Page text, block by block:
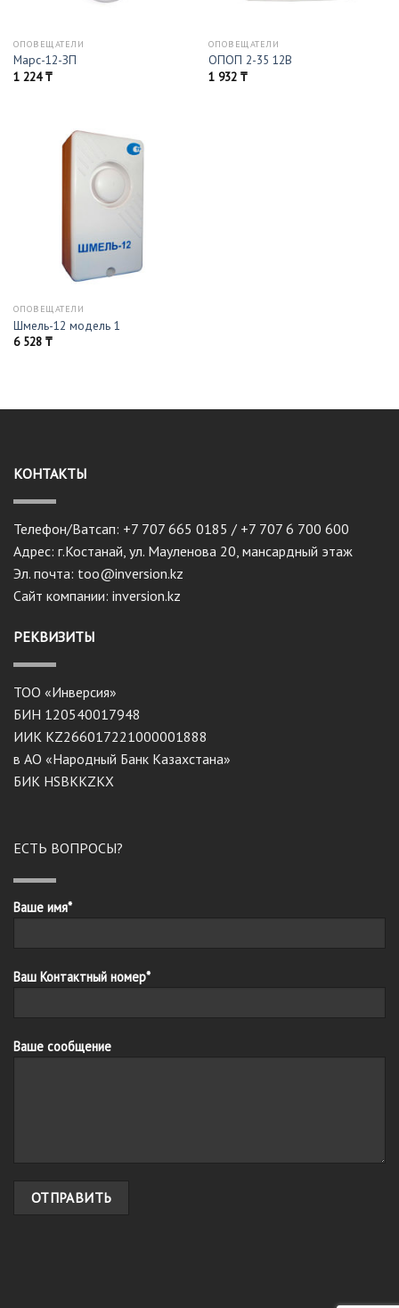
ОПОВЕЩАТЕЛИ
Марс-12-ЗП
1 224₸
ОПОВЕЩАТЕЛИ
ОПОП 2-35 12В
1 932 ₸
ОПОВЕЩАТЕЛИ
Шмель-12 модель 1
6 528 ₸
КОНТАКТЫ
Телефон/Ватсап: +7 707 665 0185 / +7 707 6 700 600
Адрес: г.Костанай, ул. Мауленова 20, мансардный этаж
Эл. почта: too@inversion.kz
Сайт компании: inversion.kz
РЕКВИЗИТЫ
ТОО «Инверсия»
БИН 120540017948
ИИК KZ266017221000001888
в АО «Народный Банк Казахстана»
БИК HSBKKZKX
ЕСТЬ ВОПРОСЫ?
Ваше имя*
Ваш Контактный номер*
Ваше сообщение